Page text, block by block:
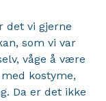
det vi gjerne
som vi var
våge å være
kostyme,
Da er det ikke